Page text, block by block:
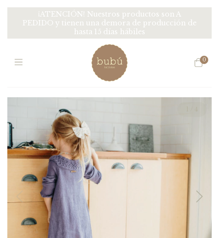
¡ATENCIÓN! Nuestros productos son A
PEDIDO y tienen una demora de producción de
hasta 15 días hábiles
0